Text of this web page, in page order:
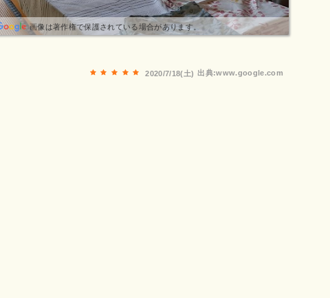
画像は著作権で保護されている場合があります。
出典:www.google.com
2020/7/18(土)